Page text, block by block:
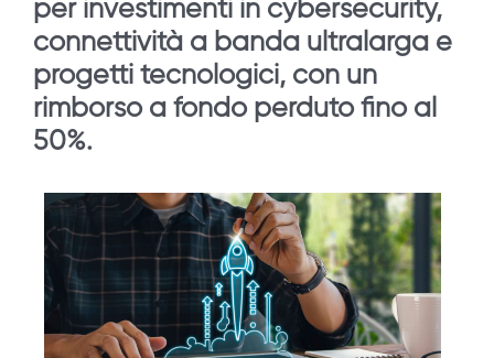
per investimenti in cybersecurity,
connettività a banda ultralarga e
progetti tecnologici, con un
rimborso a fondo perduto fino al
50%.